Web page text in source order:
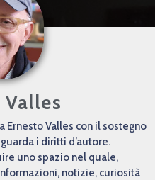
Valles
Ernesto Valles con il sostegno
i diritti d’autore.
uno spazio nel quale,
notizie, curiosità